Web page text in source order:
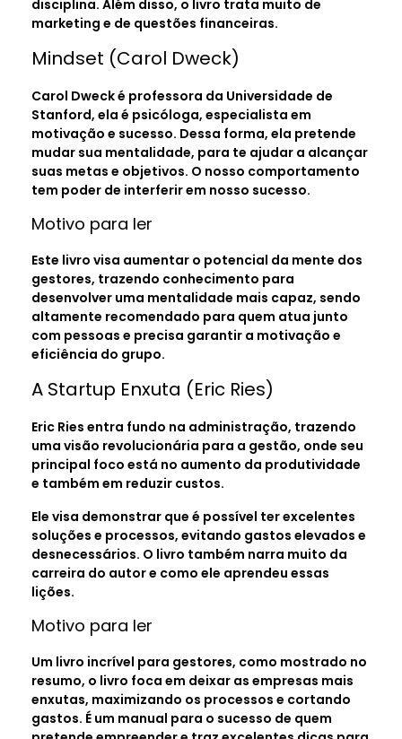
disciplina. Além disso, o livro trata muito de
marketing e de questões financeiras.
Mindset (Carol Dweck)
Carol Dweck é professora da Universidade de
Stanford, ela é psicóloga, especialista em
motivação e sucesso. Dessa forma, ela pretende
mudar sua mentalidade, para te ajudar a alcançar
suas metas e objetivos. O nosso comportamento
tem poder de interferir em nosso sucesso.
Motivo para ler
Este livro visa aumentar o potencial da mente dos
gestores, trazendo conhecimento para
desenvolver uma mentalidade mais capaz, sendo
altamente recomendado para quem atua junto
com pessoas e precisa garantir a motivação e
eficiência do grupo.
A Startup Enxuta (Eric Ries)
Eric Ries entra fundo na administração, trazendo
uma visão revolucionária para a gestão, onde seu
principal foco está no aumento da produtividade
e também em reduzir custos.
Ele visa demonstrar que é possível ter excelentes
soluções e processos, evitando gastos elevados e
desnecessários. O livro também narra muito da
carreira do autor e como ele aprendeu essas
lições.
Motivo para ler
Um livro incrível para gestores, como mostrado no
resumo, o livro foca em deixar as empresas mais
enxutas, maximizando os processos e cortando
gastos. É um manual para o sucesso de quem